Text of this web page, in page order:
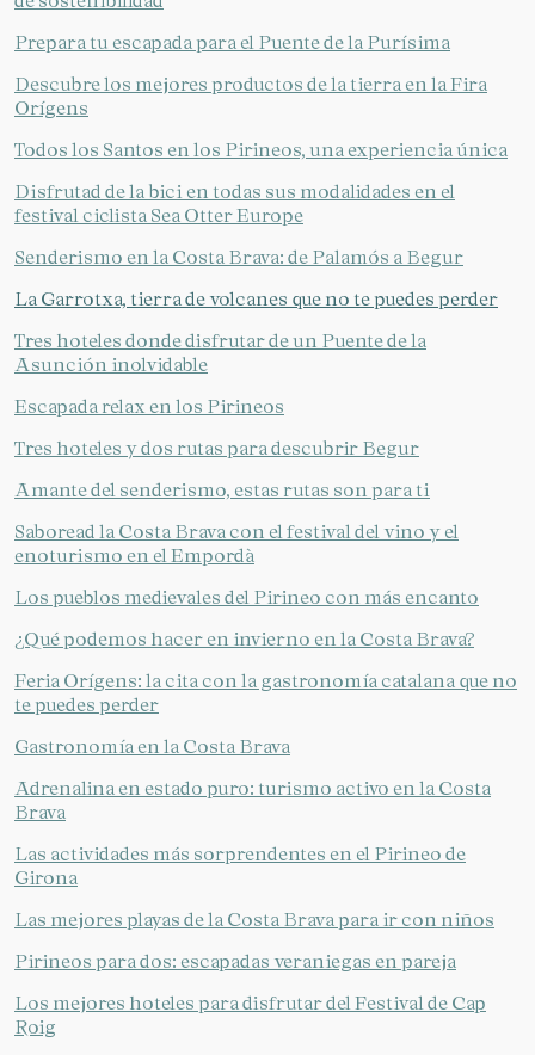
Prepara tu escapada para el Puente de la Purísima
Descubre los mejores productos de la tierra en la Fira
Orígens
Todos los Santos en los Pirineos, una experiencia única
Disfrutad de la bici en todas sus modalidades en el
festival ciclista Sea Otter Europe
Senderismo en la Costa Brava: de Palamós a Begur
La Garrotxa, tierra de volcanes que no te puedes perder
Tres hoteles donde disfrutar de un Puente de la
Asunción inolvidable
Escapada relax en los Pirineos
Tres hoteles y dos rutas para descubrir Begur
Amante del senderismo, estas rutas son para ti
Saboread la Costa Brava con el festival del vino y el
enoturismo en el Empordà
Los pueblos medievales del Pirineo con más encanto
¿Qué podemos hacer en invierno en la Costa Brava?
Feria Orígens: la cita con la gastronomía catalana que no
te puedes perder
Gastronomía en la Costa Brava
Adrenalina en estado puro: turismo activo en la Costa
Brava
Las actividades más sorprendentes en el Pirineo de
Girona
Las mejores playas de la Costa Brava para ir con niños
Pirineos para dos: escapadas veraniegas en pareja
Los mejores hoteles para disfrutar del Festival de Cap
Roig